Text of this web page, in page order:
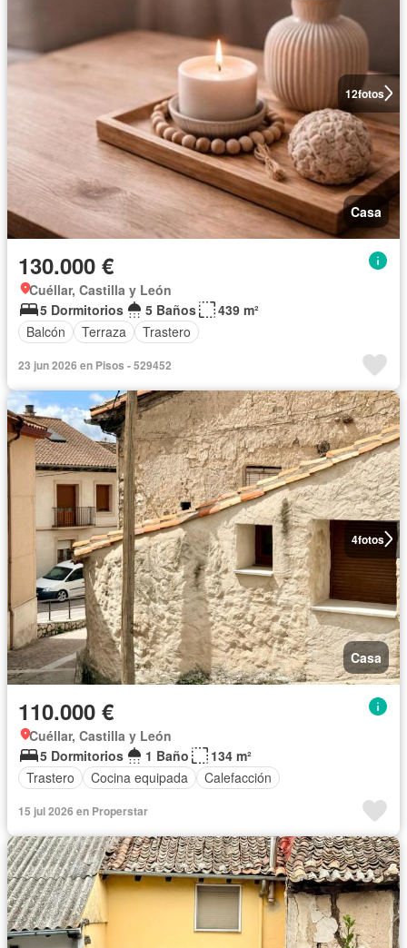
12fotos
Casa
130.000 €
Cuéllar, Castilla y León
5 Dormitorios
5 Baños
439 m²
Balcón
Terraza Trastero
23 jun 2026 en Pisos - 529452
4fotos
Casa
110.000 €
Cuéllar, Castilla y León
5 Dormitorios
1 Baño
134 m²
Trastero
Cocina equipada Calefacción
15 jul 2026 en Properstar